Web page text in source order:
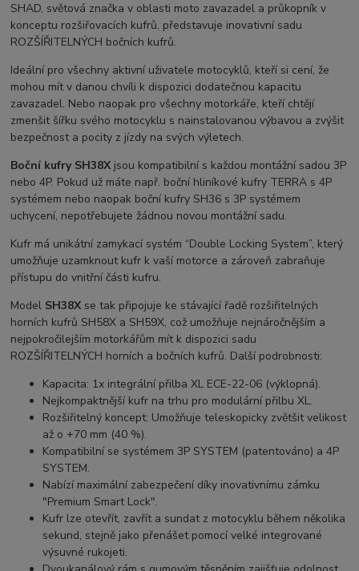
SHAD, světová značka v oblasti moto zavazadel a průkopník v
konceptu rozšiřovacích kufrů, představuje inovativní sadu
ROZŠÍŘITELNÝCH bočních kufrů.
Ideální pro všechny aktivní uživatele motocyklů, kteří si cení, že
mohou mít v danou chvíli k dispozici dodatečnou kapacitu
zavazadel. Nebo naopak pro všechny motorkáře, kteří chtějí
zmenšit šířku svého motocyklu s nainstalovanou výbavou a zvýšit
bezpečnost a pocity z jízdy na svých výletech.
Boční kufry SH38X jsou kompatibilní s každou montážní sadou 3P
nebo 4P. Pokud už máte např. boční hliníkové kufry TERRA s 4P
systémem nebo naopak boční kufry SH36 s 3P systémem
uchycení, nepotřebujete žádnou novou montážní sadu.
Kufr má unikátní zamykací systém “Double Locking System”, který
umožňuje uzamknout kufr k vaší motorce a zároveň zabraňuje
přístupu do vnitřní části kufru.
Model SH38X se tak připojuje ke stávající řadě rozšiřitelných
horních kufrů SH58X a SH59X, což umožňuje nejnáročnějším a
nejpokročilejším motorkářům mít k dispozici sadu
ROZŠÍŘITELNÝCH horních a bočních kufrů. Další podrobnosti:
Kapacita: 1x integrální přilba XL ECE-22-06 (výklopná).
Nejkompaktnější kufr na trhu pro modulární přilbu XL.
Rozšiřitelný koncept: Umožňuje teleskopicky zvětšit velikost
až o +70 mm (40 %).
Kompatibilní se systémem 3P SYSTEM (patentováno) a 4P
SYSTEM.
Nabízí maximální zabezpečení díky inovativnímu zámku
"Premium Smart Lock".
Kufr lze otevřít, zavřít a sundat z motocyklu během několika
sekund, stejně jako přenášet pomocí velké integrované
výsuvné rukojeti.